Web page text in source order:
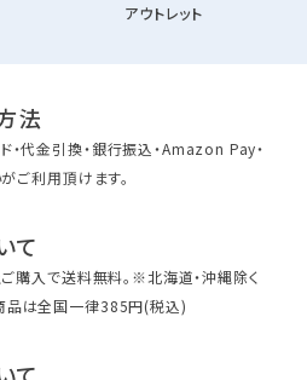
アウトレット
法
・代金引換・銀行振込・Amazon Pay・
ご利用頂けます。
て
購入で送料無料。※北海道・沖縄除く
品は全国一律385円(税込)